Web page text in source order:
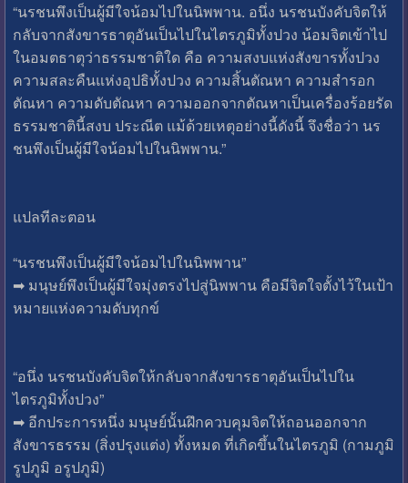
“นรชนพึงเป็นผู้มีใจน้อมไปในนิพพาน. อนึ่ง นรชนบังคับจิตให้
กลับจากสังขารธาตุอันเป็นไปในไตรภูมิทั้งปวง น้อมจิตเข้าไป
ในอมตธาตุว่าธรรมชาติใด คือ ความสงบแห่งสังขารทั้งปวง
ความสละคืนแห่งอุปธิทั้งปวง ความสิ้นตัณหา ความสำรอก
ตัณหา ความดับตัณหา ความออกจากตัณหาเป็นเครื่องร้อยรัด
ธรรมชาตินี้สงบ ประณีต แม้ด้วยเหตุอย่างนี้ดังนี้ จึงชื่อว่า นร
ชนพึงเป็นผู้มีใจน้อมไปในนิพพาน.”
แปลทีละตอน
“นรชนพึงเป็นผู้มีใจน้อมไปในนิพพาน”
➡ มนุษย์พึงเป็นผู้มีใจมุ่งตรงไปสู่นิพพาน คือมีจิตใจตั้งไว้ในเป้า
หมายแห่งความดับทุกข์
“อนึ่ง นรชนบังคับจิตให้กลับจากสังขารธาตุอันเป็นไปใน
ไตรภูมิทั้งปวง”
➡ อีกประการหนึ่ง มนุษย์นั้นฝึกควบคุมจิตให้ถอนออกจาก
สังขารธรรม (สิ่งปรุงแต่ง) ทั้งหมด ที่เกิดขึ้นในไตรภูมิ (กามภูมิ
รูปภูมิ อรูปภูมิ)